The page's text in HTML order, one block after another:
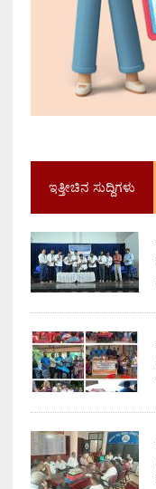
ಇತ್ತೀಚಿನ ಸುದ್ದಿಗಳು